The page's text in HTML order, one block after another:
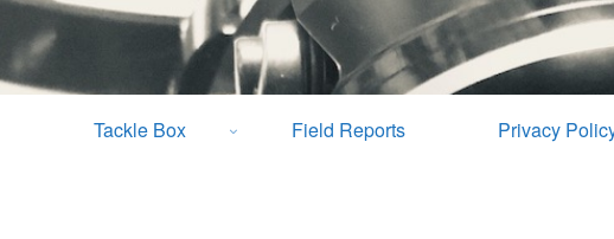
Tackle Box Field Reports Privacy